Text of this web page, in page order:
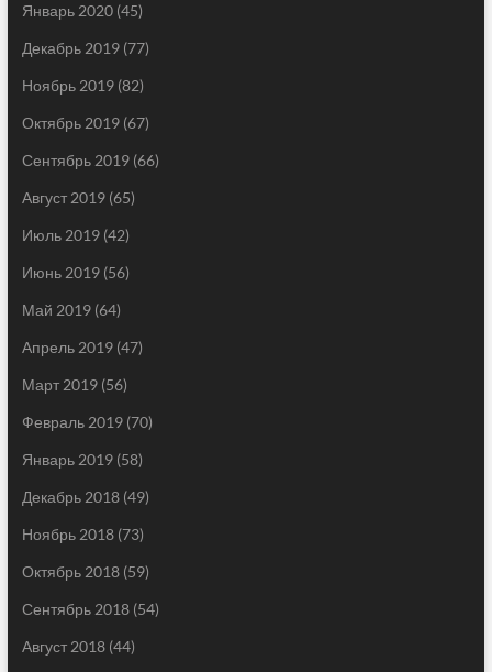
Январь 2020(45)
Декабрь 2019(77)
Ноябрь 2019(82)
Октябрь 2019(67)
Сентябрь 2019(66)
Август 2019(65)
Июль 2019(42)
Июнь 2019(56)
Май 2019(64)
Апрель 2019(47)
Март 2019(56)
Февраль 2019(70)
Январь 2019(58)
Декабрь 2018(49)
Ноябрь 2018(73)
Октябрь 2018(59)
Сентябрь 2018(54)
Август 2018(44)